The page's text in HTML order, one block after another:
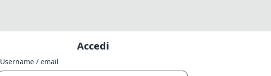
Accedi
Username / email